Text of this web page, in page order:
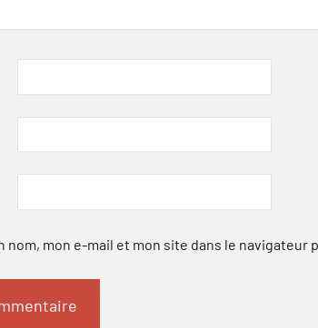
nom, mon e-mail et mon site dans le navigateur